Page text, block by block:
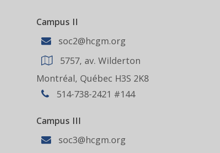
Campus II
soc2@hcgm.org
5757, av. Wilderton
Montréal, Québec H3S 2K8
514-738-2421 #144
Campus III
soc3@hcgm.org